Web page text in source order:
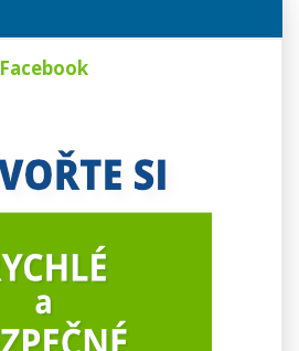
Facebook